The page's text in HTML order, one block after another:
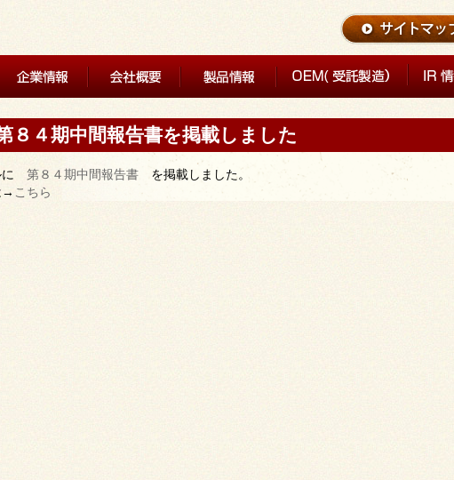
８４期中間報告書を掲載しました
に 第８４期中間報告書 を掲載しました。
→ こちら